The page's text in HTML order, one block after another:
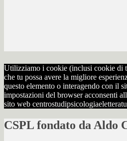
Utilizziamo i cookie (inclusi cookie di
che tu possa avere la migliore
questo elemento o interagendo con il
impostazioni del browser acconsenti
sito web
CSPL fondato da Aldo